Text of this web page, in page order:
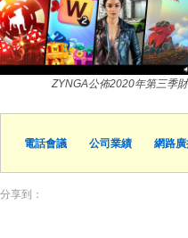
ZYNGA公佈2020年第三季
電話會議 公司業績 網路
分享到：